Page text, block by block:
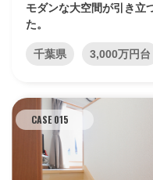
モダンな大空間が引き立
た。
千葉県 3,000万円台
CASE 015